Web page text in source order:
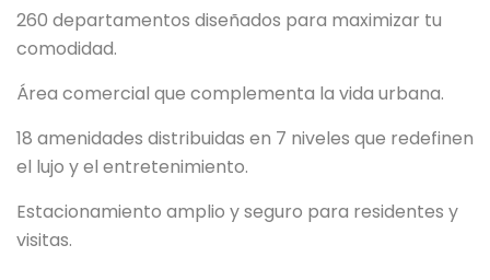
260 departamentos diseñados para maximizar tu
comodidad.
Área comercial que complementa la vida urbana.
18 amenidades distribuidas en 7 niveles que redefinen
el lujo y el entretenimiento.
Estacionamiento amplio y seguro para residentes y
visitas.